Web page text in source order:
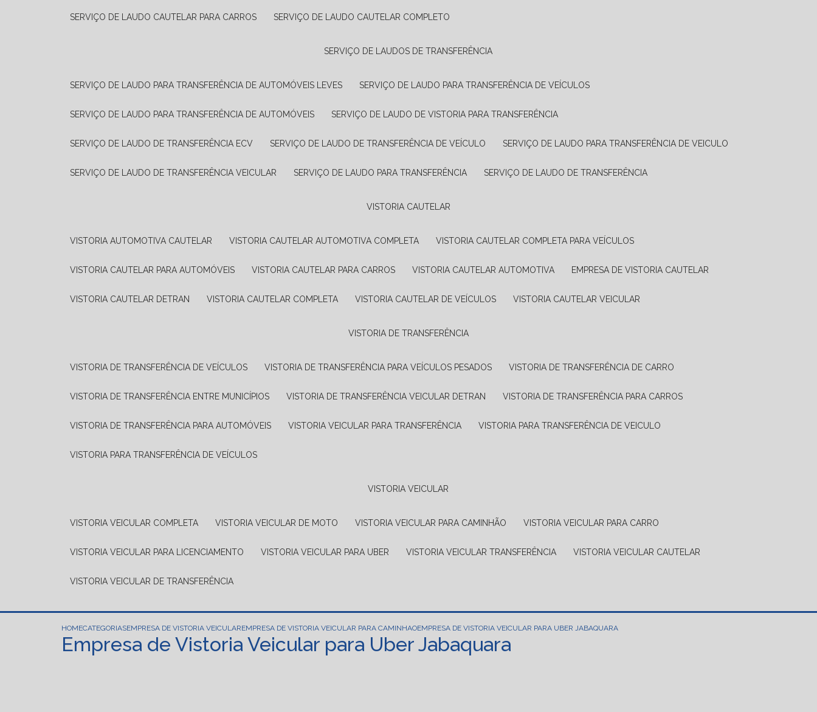
SERVIÇO DE LAUDO CAUTELAR PARA CARROS SERVIÇO DE LAUDO CAUTELAR COMPLETO
SERVIÇO DE LAUDOS DE TRANSFERÊNCIA
SERVIÇO DE LAUDO PARA TRANSFERÊNCIA DE AUTOMÓVEIS LEVES SERVIÇO DE LAUDO PARA TRANSFERÊNCIA DE VEÍCULOS
SERVIÇO DE LAUDO PARA TRANSFERÊNCIA DE AUTOMÓVEIS SERVIÇO DE LAUDO DE VISTORIA PARA TRANSFERÊNCIA
SERVIÇO DE LAUDO DE TRANSFERÊNCIA ECV SERVIÇO DE LAUDO DE TRANSFERÊNCIA DE VEÍCULO SERVIÇO DE LAUDO PARA TRANSFERÊNCIA DE VEICULO
SERVIÇO DE LAUDO DE TRANSFERÊNCIA VEICULAR SERVIÇO DE LAUDO PARA TRANSFERÊNCIA SERVIÇO DE LAUDO DE TRANSFERÊNCIA
VISTORIA CAUTELAR
VISTORIA AUTOMOTIVA CAUTELAR VISTORIA CAUTELAR AUTOMOTIVA COMPLETA VISTORIA CAUTELAR COMPLETA PARA VEÍCULOS
VISTORIA CAUTELAR PARA AUTOMÓVEIS VISTORIA CAUTELAR PARA CARROS VISTORIA CAUTELAR AUTOMOTIVA EMPRESA DE VISTORIA CAUTELAR
VISTORIA CAUTELAR DETRAN VISTORIA CAUTELAR COMPLETA VISTORIA CAUTELAR DE VEÍCULOS VISTORIA CAUTELAR VEICULAR
VISTORIA DE TRANSFERÊNCIA
VISTORIA DE TRANSFERÊNCIA DE VEÍCULOS VISTORIA DE TRANSFERÊNCIA PARA VEÍCULOS PESADOS VISTORIA DE TRANSFERÊNCIA DE CARRO
VISTORIA DE TRANSFERÊNCIA ENTRE MUNICÍPIOS VISTORIA DE TRANSFERÊNCIA VEICULAR DETRAN VISTORIA DE TRANSFERÊNCIA PARA CARROS
VISTORIA DE TRANSFERÊNCIA PARA AUTOMÓVEIS VISTORIA VEICULAR PARA TRANSFERÊNCIA VISTORIA PARA TRANSFERÊNCIA DE VEICULO
VISTORIA PARA TRANSFERÊNCIA DE VEÍCULOS
VISTORIA VEICULAR
VISTORIA VEICULAR COMPLETA VISTORIA VEICULAR DE MOTO VISTORIA VEICULAR PARA CAMINHÃO VISTORIA VEICULAR PARA CARRO
VISTORIA VEICULAR PARA LICENCIAMENTO VISTORIA VEICULAR PARA UBER VISTORIA VEICULAR TRANSFERÊNCIA VISTORIA VEICULAR CAUTELAR
VISTORIA VEICULAR DE TRANSFERÊNCIA
HOMECATEGORIASEMPRESA DE VISTORIA VEICULAREMPRESA DE VISTORIA VEICULAR PARA CAMINHAOEMPRESA DE VISTORIA VEICULAR PARA UBER JABAQUARA
Empresa de Vistoria Veicular para Uber Jabaquara